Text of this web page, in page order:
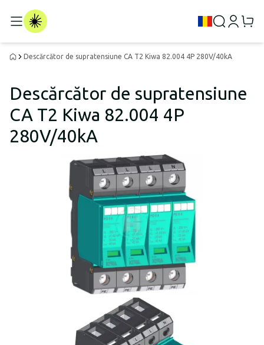
Descărcător de supratensiune CA T2 Kiwa 82.004 4P 280V/40kA
Descărcător de supratensiune
CA T2 Kiwa 82.004 4P
280V/40kA